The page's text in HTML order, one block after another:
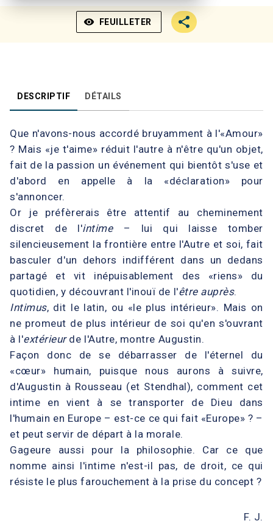
visibility FEUILLETER
DESCRIPTIF DÉTAILS
Que n'avons-nous accordé bruyamment à l'«Amour»
? Mais «je t'aime» réduit l'autre à n'être qu'un objet,
fait de la passion un événement qui bientôt s'use et
d'abord en appelle à la «déclaration» pour
s'annoncer.
Or je préfèrerais être attentif au cheminement
discret de l'intime– lui qui laisse tomber
silencieusement la frontière entre l'Autre et soi, fait
basculer d'un dehors indifférent dans un dedans
partagé et vit inépuisablement des «riens» du
quotidien, y découvrant l'inouï de l'être auprès.
Intimus, dit le latin, ou «le plus intérieur». Mais on
ne promeut de plus intérieur de soi qu'en s'ouvrant
à l'extérieurde l'Autre, montre Augustin.
Façon donc de se débarrasser de l'éternel du
«cœur» humain, puisque nous aurons à suivre,
d'Augustin à Rousseau (et Stendhal), comment cet
intime en vient à se transporter de Dieu dans
l'humain en Europe – est-ce ce qui fait «Europe» ? –
et peut servir de départ à la morale.
Gageure aussi pour la philosophie. Car ce que
nomme ainsi l'intime n'est-il pas, de droit, ce qui
résiste le plus farouchement à la prise du concept ?
F. J.